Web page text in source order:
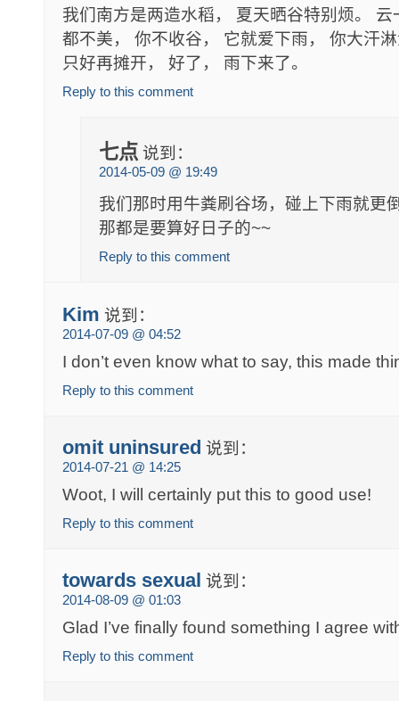
我们南方是两造水稻， 夏天晒谷特别烦。
都不美， 你不收谷， 它就爱下雨， 你大汗
只好再摊开， 好了， 雨下来了。
Reply to this comment
七点 说到：
2014-05-09 @ 19:49
我们那时用牛粪刷谷场，碰上下雨就更
那都是要算好日子的~~
Reply to this comment
Kim 说到：
2014-07-09 @ 04:52
I don’t even know what to say, this made
Reply to this comment
omit uninsured 说到：
2014-07-21 @ 14:25
Woot, I will certainly put this to good use!
Reply to this comment
towards sexual 说到：
2014-08-09 @ 01:03
Glad I’ve finally found something I agree
Reply to this comment